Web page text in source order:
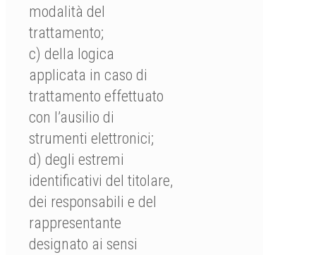
modalità del
trattamento;
c) della logica
applicata in caso di
trattamento effettuato
con l’ausilio di
strumenti elettronici;
d) degli estremi
identificativi del titolare,
dei responsabili e del
rappresentante
designato ai sensi